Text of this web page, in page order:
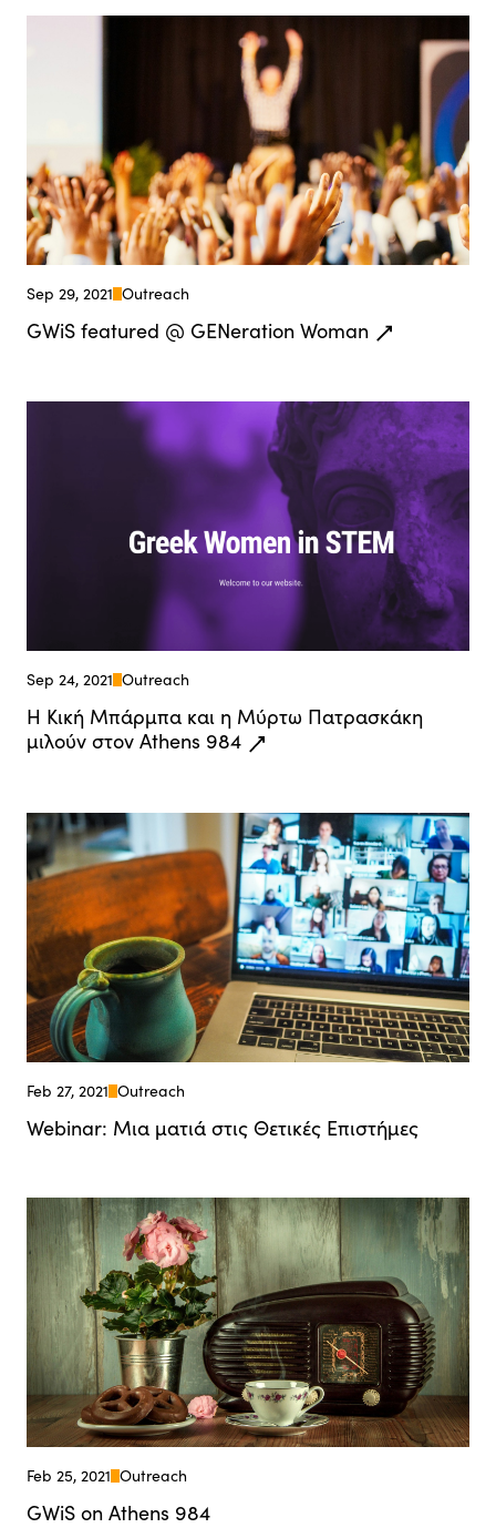
Sep 29, 2021 Outreach
GWiS featured @ GENeration Woman
Sep 24, 2021 Outreach
Η Κική Μπάρμπα και η Μύρτω Πατρασκάκη
μιλούν στον Athens 984
Feb 27, 2021 Outreach
Webinar: Μια ματιά στις Θετικές Επιστήμες
Feb 25, 2021 Outreach
GWiS on Athens 984